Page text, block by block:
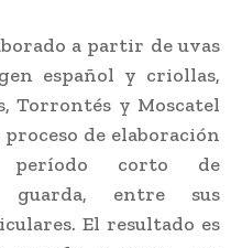
a partir de uvas
español y criollas,
Torrontés y Moscatel
de elaboración
corto de
entre sus
El resultado es